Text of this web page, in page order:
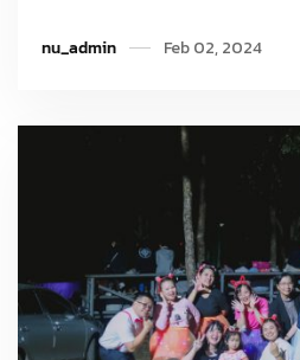
วิชาการ “เทคนิคขั้นสูงในการแปลผล ECG ยุค
nu_admin Feb 02, 2024